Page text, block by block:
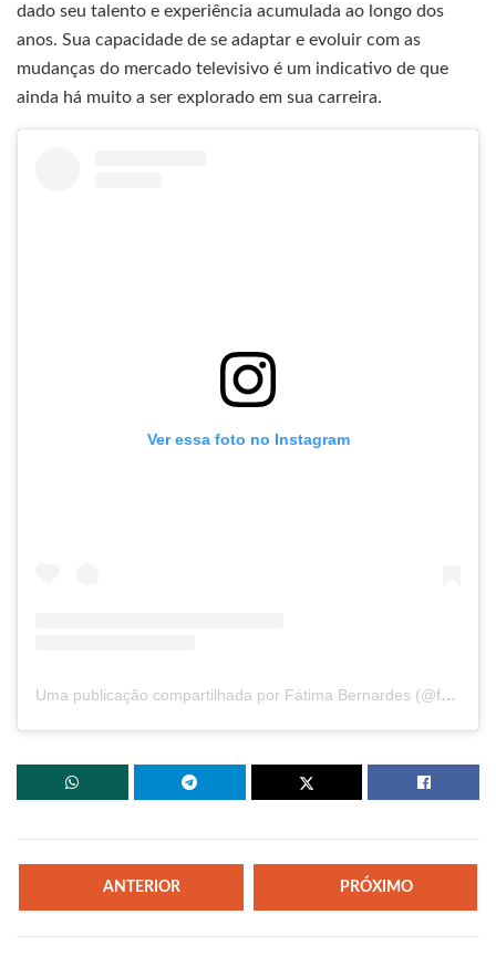
dado seu talento e experiência acumulada ao longo dos
anos. Sua capacidade de se adaptar e evoluir com as
mudanças do mercado televisivo é um indicativo de que
ainda há muito a ser explorado em sua carreira.
Ver essa foto no Instagram
Uma publicação compartilhada por Fátima Bernardes (@fatimabernardes)
ANTERIOR PRÓXIMO